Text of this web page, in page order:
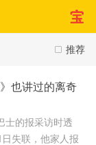
推荐
也讲过的离奇
士的报采访时透
失联，他家人报